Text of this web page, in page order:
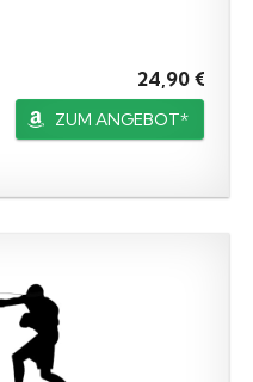
24,90 €
ZUM ANGEBOT*